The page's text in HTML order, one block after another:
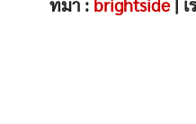
ที่มา : brightside| เ